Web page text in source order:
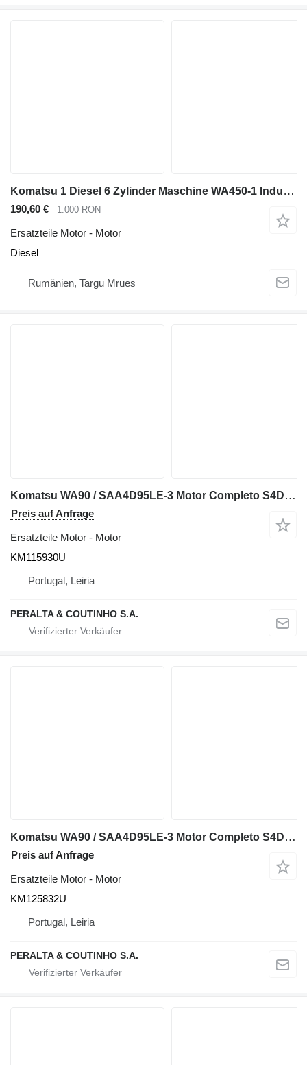
Komatsu 1 Diesel 6 Zylinder Maschine WA450-1 Industrie-Frontlader Motor für Komatsu WA450-1 Radlader
190,60 € 1.000 RON
Ersatzteile Motor - Motor
Diesel
Rumänien, Targu Mrues
Komatsu WA90 / SAA4D95LE-3 Motor Completo S4D95LE-3 KM115930U für Komatsu WA90 Radlader
Preis auf Anfrage
Ersatzteile Motor - Motor
KM115930U
Portugal, Leiria
PERALTA & COUTINHO S.A.
Komatsu WA90 / SAA4D95LE-3 Motor Completo S4D95LE-3 KM125832U für Komatsu WA90 Radlader
Preis auf Anfrage
Ersatzteile Motor - Motor
KM125832U
Portugal, Leiria
PERALTA & COUTINHO S.A.